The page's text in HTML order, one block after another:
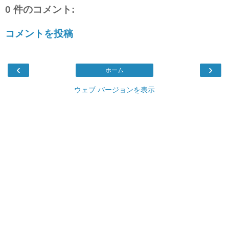
0 件のコメント:
コメントを投稿
‹ ›
ホーム
ウェブ バージョンを表示